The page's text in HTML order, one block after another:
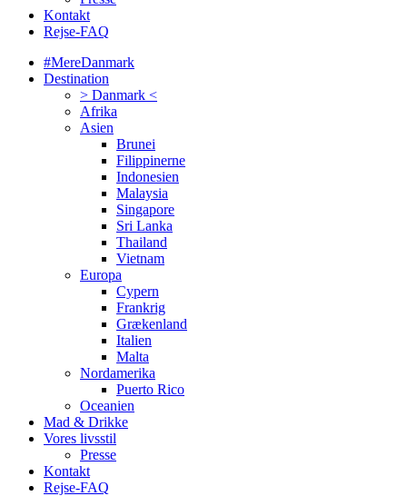
Kontakt
Rejse-FAQ
#MereDanmark
Destination
> Danmark <
Afrika
Asien
Brunei
Filippinerne
Indonesien
Malaysia
Singapore
Sri Lanka
Thailand
Vietnam
Europa
Cypern
Frankrig
Grækenland
Italien
Malta
Nordamerika
Puerto Rico
Oceanien
Mad & Drikke
Vores livsstil
Presse
Kontakt
Rejse-FAQ